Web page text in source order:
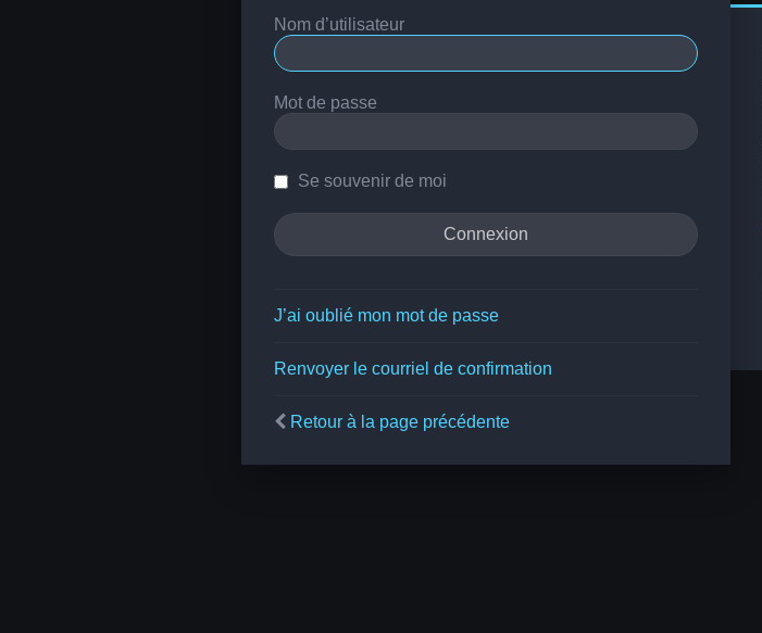
Nom d’utilisateur
Mot de passe
Se souvenir de moi
J’ai oublié mon mot de passe
Renvoyer le courriel de confirmation
Retour à la page précédente